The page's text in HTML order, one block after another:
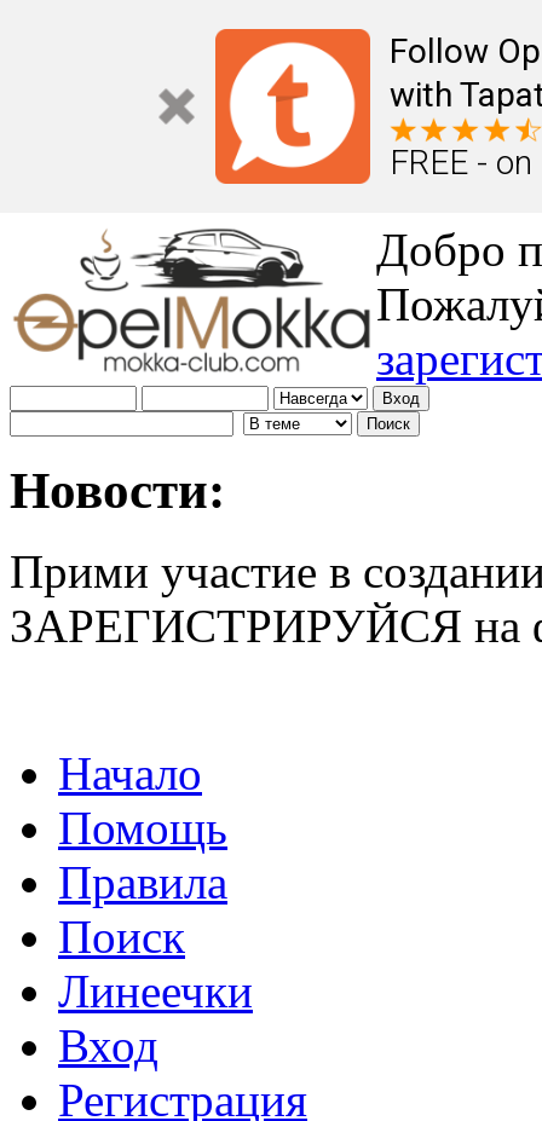
Follow
with
FREE -
Добро
Новости:
Прими участие в
ЗАРЕГИСТРИРУЙСЯ на
Начало
Помощь
Правила
Поиск
Линеечки
Вход
Регистрация